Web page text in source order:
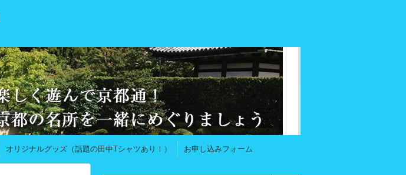
オリジナルグッズ（話題の田中Tシャツあり！） お申し込みフォーム